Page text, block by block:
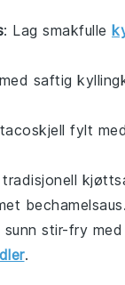
: Lag smakfulle
saftig
fylt
bechamelsaus.
sunn stir-fry
.